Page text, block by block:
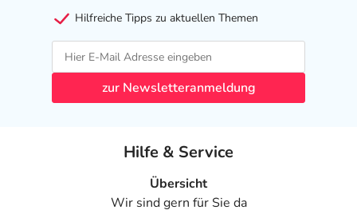
Hilfreiche Tipps zu aktuellen Themen
zur Newsletteranmeldung
Hilfe & Service
Übersicht
Wir sind gern für Sie da